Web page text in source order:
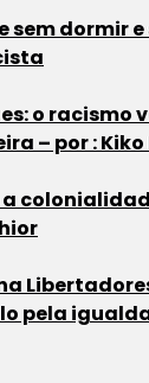
sem dormir
o racismo
– por :
pela